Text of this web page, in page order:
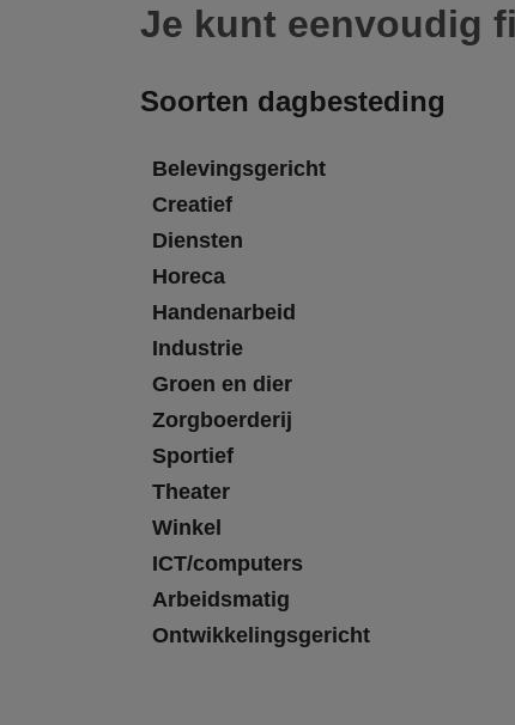
Je kunt eenvoudig
Soorten dagbesteding
Belevingsgericht
Creatief
Diensten
Horeca
Handenarbeid
Industrie
Groen en dier
Zorgboerderij
Sportief
Theater
Winkel
ICT/computers
Arbeidsmatig
Ontwikkelingsgericht